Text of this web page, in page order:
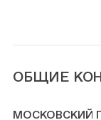
ОБЩИЕ
МОСКОВСКИЙ